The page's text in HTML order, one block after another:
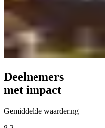
Deelnemers
met impact
Gemiddelde waardering